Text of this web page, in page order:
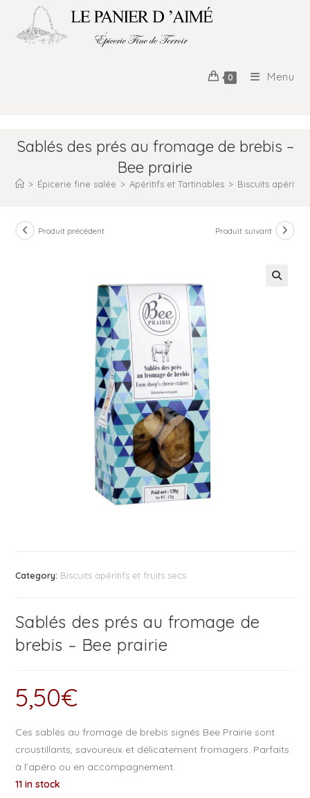
0 Menu
Sablés des prés au fromage de brebis –
Bee prairie
> Épicerie fine salée > Apéritifs et Tartinables > Biscuits
Produit précédent Produit suivant
Category: Biscuits apéritifs et fruits secs
Sablés des prés au fromage de
brebis – Bee prairie
5,50€
Ces sablés au fromage de brebis signés Bee Prairie sont
croustillants, savoureux et délicatement fromagers. Parfaits
à l’apéro ou en accompagnement.
11 in stock